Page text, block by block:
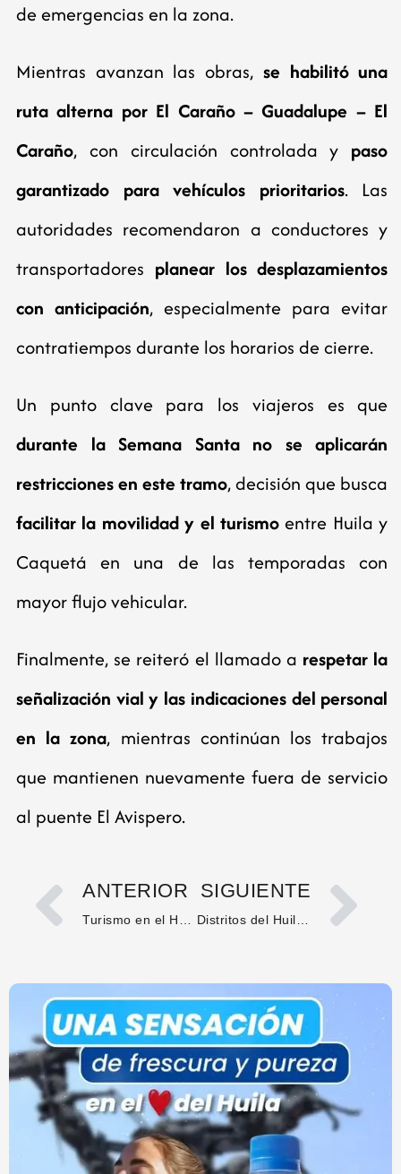
de emergencias en la zona.
Mientras avanzan las obras, se habilitó una
ruta alterna por El Caraño – Guadalupe – El
Caraño, con circulación controlada y paso
garantizado para vehículos prioritarios. Las
autoridades recomendaron a conductores y
transportadores planear los desplazamientos
con anticipación, especialmente para evitar
contratiempos durante los horarios de cierre.
Un punto clave para los viajeros es que
durante la Semana Santa no se aplicarán
restricciones en este tramo, decisión que busca
facilitar la movilidad y el turismo entre Huila y
Caquetá en una de las temporadas con
mayor flujo vehicular.
Finalmente, se reiteró el llamado a respetar la
señalización vial y las indicaciones del personal
en la zona, mientras continúan los trabajos
que mantienen nuevamente fuera de servicio
al puente El Avispero.
ANTERIOR
Turismo en el Huila registra caída en ocupación hotelera y gremio pide liderazgo y mayor promoción del destino
SIGUIENTE
Distritos del Huila y Tolima se apartan del paro arrocero